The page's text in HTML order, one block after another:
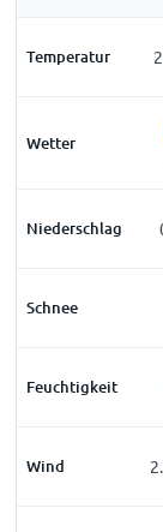
Temperatur
Wetter
Niederschlag
Schnee
Feuchtigkeit
Wind